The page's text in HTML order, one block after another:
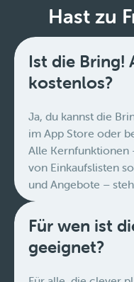
Hast zu
Ist die Bring!
kostenlos?
Ja, du kannst die
im App Store oder
Alle Kernfunktionen
von Einkaufslisten
und Angebote –
Für wen ist
geeignet?